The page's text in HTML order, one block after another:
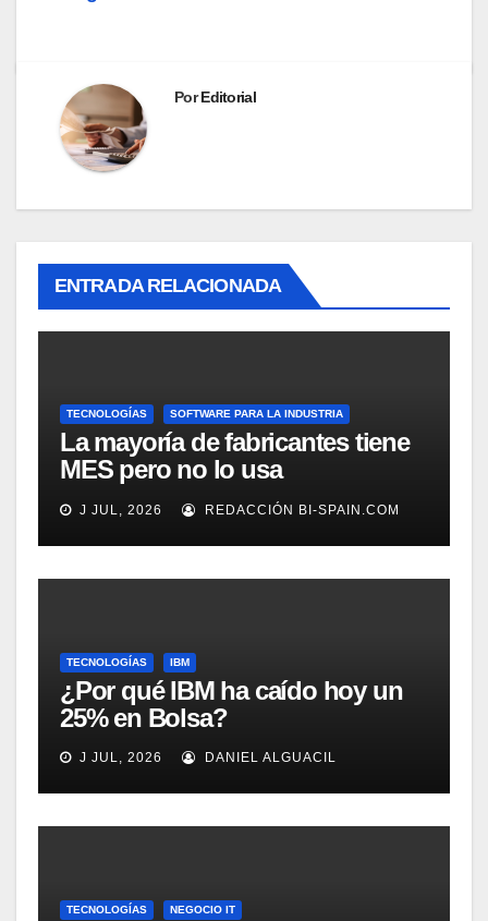
PorEditorial
ENTRADA RELACIONADA
TECNOLOGÍAS SOFTWARE PARA LA INDUSTRIA
La mayoría de fabricantes tiene
MES pero no lo usa
adecuadamente, según
Rockwell Automation
J JUL, 2026 REDACCIÓN BI-SPAIN.COM
TECNOLOGÍAS IBM
¿Por qué IBM ha caído hoy un
25% en Bolsa?
J JUL, 2026 DANIEL ALGUACIL
TECNOLOGÍAS NEGOCIO IT